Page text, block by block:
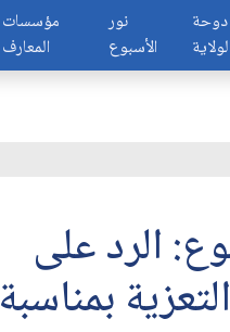
مؤسسات
المعارف
نور
الأسبوع
دوحة
الولاية
الرد على
بمناسبة